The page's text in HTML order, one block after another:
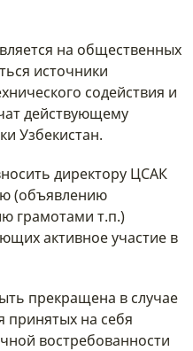
на общественных
источники
содействия и
действующему
Узбекистан.
директору ЦСАК
(объявлению
грамотами т.п.)
активное участие в
прекращена в случае
принятых на себя
востребованности